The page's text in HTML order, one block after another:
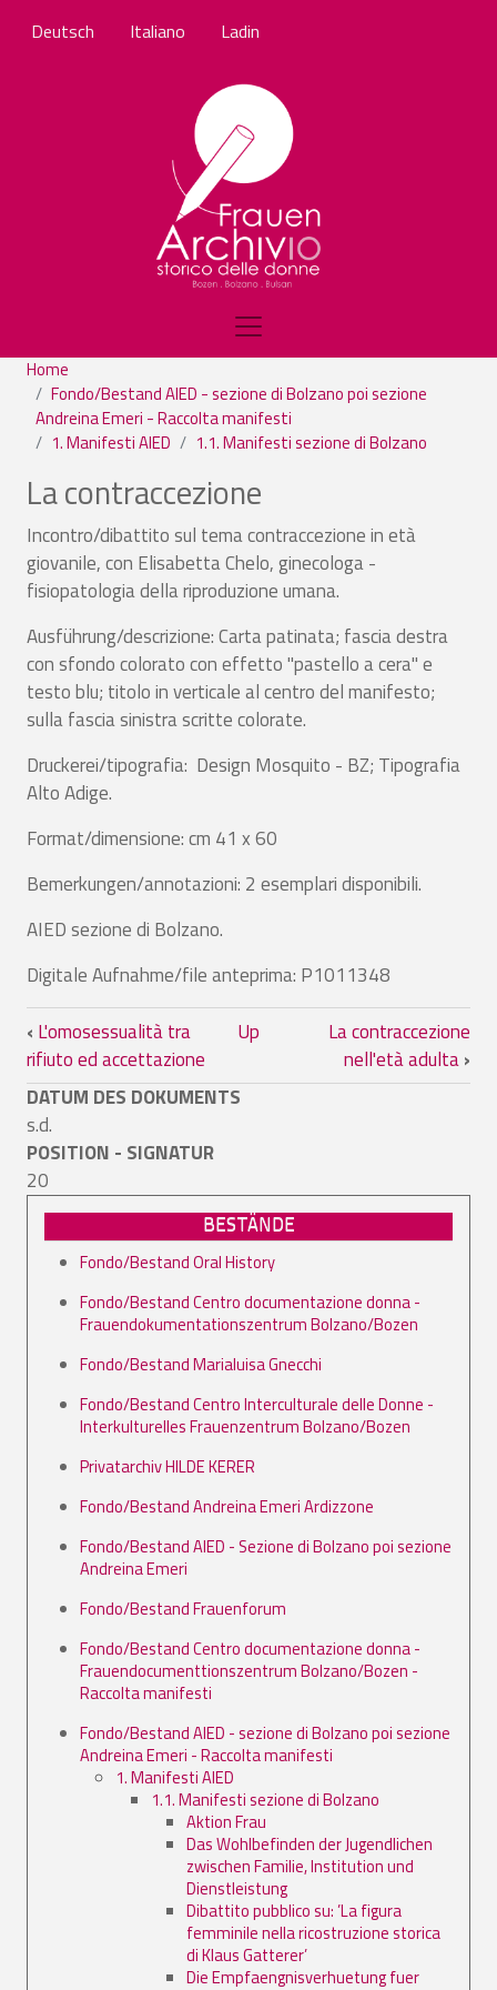
Deutsch Italiano Ladin
Home
Fondo/Bestand AIED - sezione di Bolzano poi sezione
Andreina Emeri - Raccolta manifesti
1. Manifesti AIED
1.1. Manifesti sezione di Bolzano
La contraccezione
Incontro/dibattito sul tema contraccezione in età
giovanile, con Elisabetta Chelo, ginecologa -
fisiopatologia della riproduzione umana.
Ausführung/descrizione: Carta patinata; fascia destra
con sfondo colorato con effetto "pastello a cera" e
testo blu; titolo in verticale al centro del manifesto;
sulla fascia sinistra scritte colorate.
Druckerei/tipografia: Design Mosquito - BZ; Tipografia
Alto Adige.
Format/dimensione: cm 41 x 60
Bemerkungen/annotazioni: 2 esemplari disponibili.
AIED sezione di Bolzano.
Digitale Aufnahme/file anteprima: P1011348
Book traversal links for La
‹ L'omosessualità tra
rifiuto ed accettazione
Up
La contraccezione
nell'età adulta›
DATUM DES DOKUMENTS
s.d.
POSITION - SIGNATUR
20
BESTÄNDE
Fondo/Bestand Oral History
Fondo/Bestand Centro documentazione donna -
Frauendokumentationszentrum Bolzano/Bozen
Fondo/Bestand Marialuisa Gnecchi
Fondo/Bestand Centro Interculturale delle Donne -
Interkulturelles Frauenzentrum Bolzano/Bozen
Privatarchiv HILDE KERER
Fondo/Bestand Andreina Emeri Ardizzone
Fondo/Bestand AIED - Sezione di Bolzano poi sezione
Andreina Emeri
Fondo/Bestand Frauenforum
Fondo/Bestand Centro documentazione donna -
Frauendocumenttionszentrum Bolzano/Bozen -
Raccolta manifesti
Fondo/Bestand AIED - sezione di Bolzano poi sezione
Andreina Emeri - Raccolta manifesti
1. Manifesti AIED
1.1. Manifesti sezione di Bolzano
Aktion Frau
Das Wohlbefinden der Jugendlichen
zwischen Familie, Institution und
Dienstleistung
Dibattito pubblico su: ’La figura
femminile nella ricostruzione storica
di Klaus Gatterer’
Die Empfaengnisverhuetung fuer